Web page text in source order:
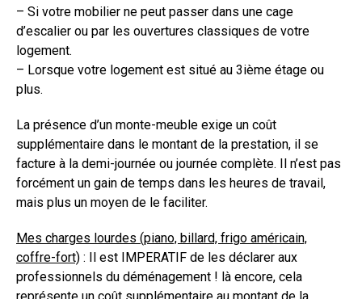
– Si votre mobilier ne peut passer dans une cage
d’escalier ou par les ouvertures classiques de votre
logement.
– Lorsque votre logement est situé au 3ième étage ou
plus.
La présence d’un monte-meuble exige un coût
supplémentaire dans le montant de la prestation, il se
facture à la demi-journée ou journée complète. Il n’est pas
forcément un gain de temps dans les heures de travail,
mais plus un moyen de le faciliter.
Mes charges lourdes (piano, billard, frigo américain,
coffre-fort) : Il est IMPERATIF de les déclarer aux
professionnels du déménagement ! là encore, cela